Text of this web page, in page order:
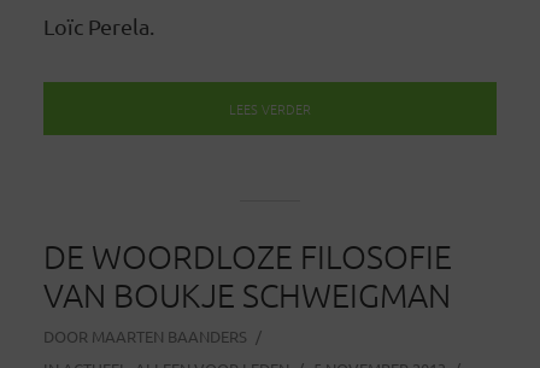
Loïc Perela.
LEES VERDER
DE WOORDLOZE FILOSOFIE
VAN BOUKJE SCHWEIGMAN
DOOR MAARTEN BAANDERS